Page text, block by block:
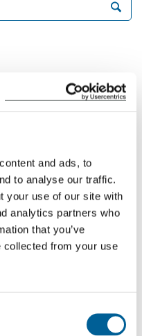
and ads, to
to analyse our traffic.
your use of our site with
analytics partners who
that you’ve
collected from your use
por el retraso de
sobre si tiene
por su vuelo
de su vuelo y la
gratuita de
nuestro
que experimentaron